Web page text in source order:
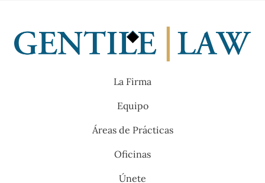
content
Back
To
La Firma
Equipo
Áreas de Prácticas
Oficinas
Únete